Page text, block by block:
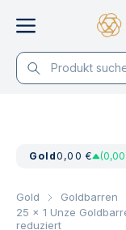
Gold0,00 € (0,00
Gold Goldbarren
25 x 1 Unze
reduziert